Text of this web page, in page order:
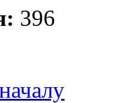
396